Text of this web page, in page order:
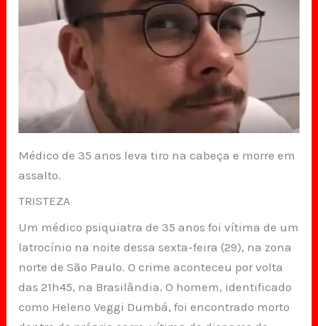
Médico de 35 anos leva tiro na cabeça e morre em
assalto.
TRISTEZA
Um médico psiquiatra de 35 anos foi vítima de um
latrocínio na noite dessa sexta-feira (29), na zona
norte de São Paulo. O crime aconteceu por volta
das 21h45, na Brasilândia. O homem, identificado
como Heleno Veggi Dumbá, foi encontrado morto